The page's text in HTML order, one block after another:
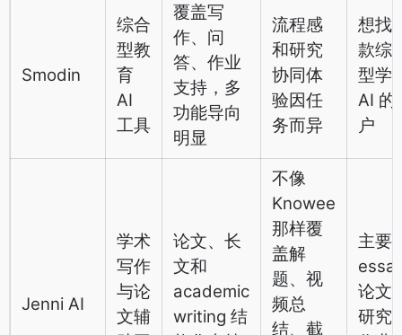
Smodin
综合
型教
育
AI
工具
覆盖写
作、问
答、作业
支持，多
功能导向
明显
流程感
和研究
协同体
验因任
务而异
想找
款综
型学
AI 的
户
Jenni AI
学术
写作
与论
文辅
论文、长
文和
academic
writing 结
不像
Knowee
那样覆
盖解
题、视
频总
结、截
主要
论文
研究